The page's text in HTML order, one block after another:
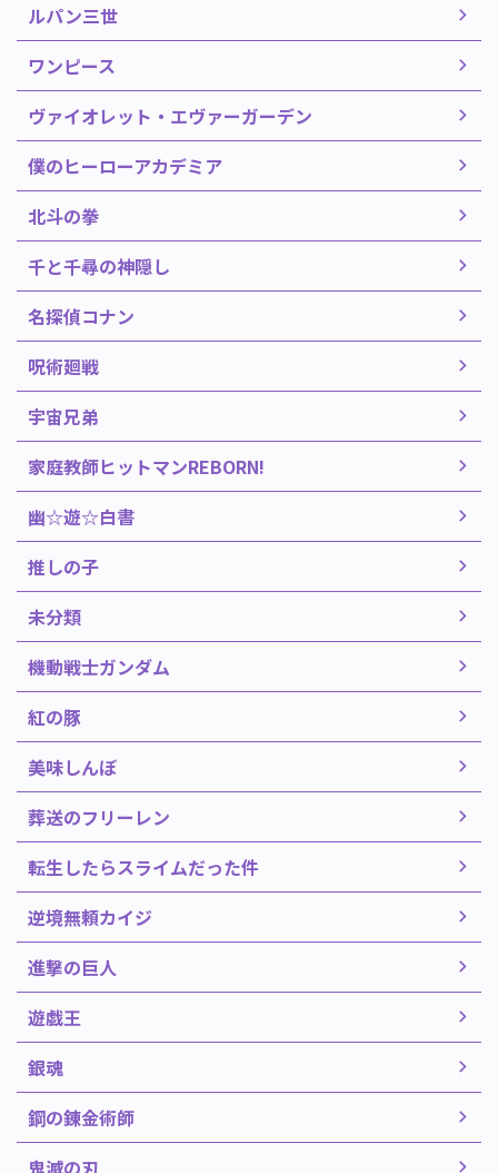
ルパン三世
ワンピース
ヴァイオレット・エヴァーガーデン
僕のヒーローアカデミア
北斗の拳
千と千尋の神隠し
名探偵コナン
呪術廻戦
宇宙兄弟
家庭教師ヒットマンREBORN!
幽☆遊☆白書
推しの子
未分類
機動戦士ガンダム
紅の豚
美味しんぼ
葬送のフリーレン
転生したらスライムだった件
逆境無頼カイジ
進撃の巨人
遊戯王
銀魂
鋼の錬金術師
鬼滅の刃